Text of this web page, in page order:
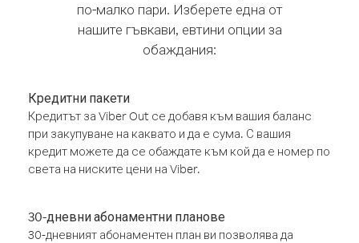
по-малко пари. Изберете една от
нашите гъвкави, евтини опции за
обаждания:
Кредитни пакети
Кредитът за Viber Out се добавя към вашия баланс
при закупуване на каквато и да е сума. С вашия
кредит можете да се обаждате към кой да е номер по
света на ниските цени на Viber.
30-дневни абонаментни планове
30-дневният абонаментен план ви позволява да